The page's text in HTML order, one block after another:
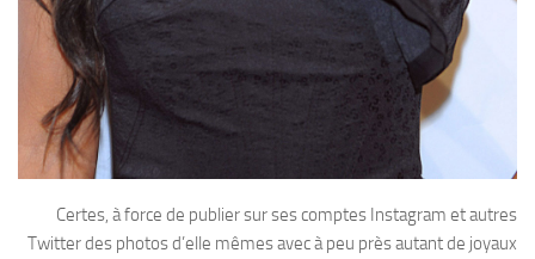
Certes, à force de publier sur ses comptes Instagram et autres
Twitter des photos d’elle mêmes avec à peu près autant de joyaux